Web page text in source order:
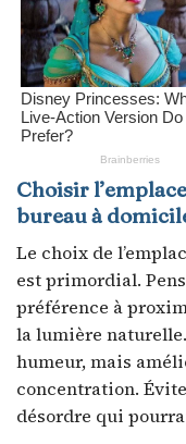
Choisir
bureau à
Le choix de
est primordial.
préférence à
la lumière
humeur, mais
concentration.
désordre qui